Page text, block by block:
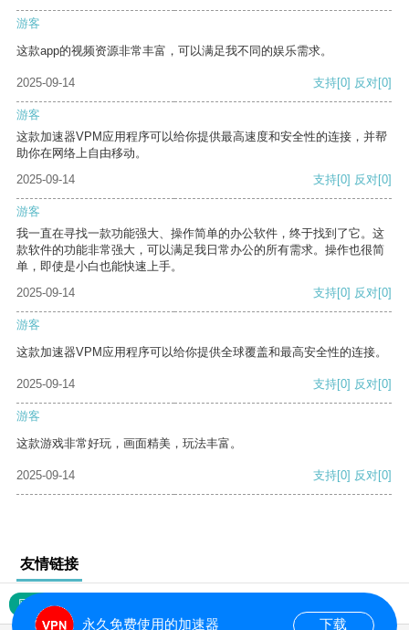
游客
这款app的视频资源非常丰富，可以满足我不同的娱乐需求。
2025-09-14 支持[0] 反对[0]
游客
这款加速器VPM应用程序可以给你提供最高速度和安全性的连接，并帮
助你在网络上自由移动。
2025-09-14
支持[0] 反对[0]
游客
我一直在寻找一款功能强大、操作简单的办公软件，终于找到了它。这
款软件的功能非常强大，可以满足我日常办公的所有需求。操作也很简
单，即使是小白也能快速上手。
2025-09-14
支持[0] 反对[0]
游客
这款加速器VPM应用程序可以给你提供全球覆盖和最高安全性的连接。
2025-09-14 支持[0] 反对[0]
游客
这款游戏非常好玩，画面精美，玩法丰富。
2025-09-14 支持[0] 反对[0]
友情链接
网站地图
永久免费使用的加速器 下载